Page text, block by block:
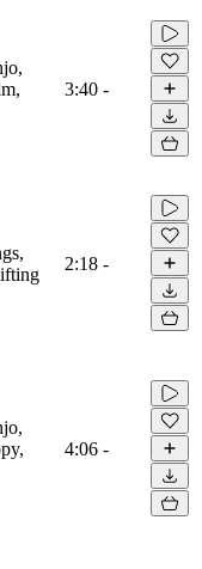
3:40 -
2:18 -
4:06 -